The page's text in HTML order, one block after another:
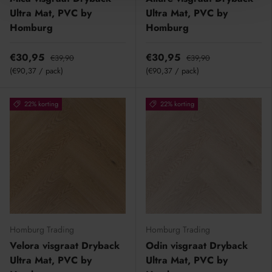
Ultra Mat, PVC by
Homburg
€30,95 €39,90
Eenheid prijs
€90,37 / pack
Ultra Mat, PVC by
Homburg
€30,95 €39,90
Eenheid prijs
€90,37 / pack
22% korting
Homburg Trading
Velora visgraat Dryback
Ultra Mat, PVC by
22% korting
Homburg Trading
Odin visgraat Dryback
Ultra Mat, PVC by